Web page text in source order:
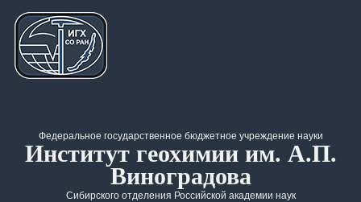
Федеральное государственное бюджетное учреждение науки
Институт геохимии им. А.П.
Виноградова
Сибирского отделения Российской академии наук